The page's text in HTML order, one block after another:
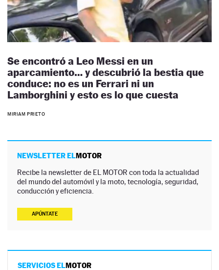
Se encontró a Leo Messi en un
aparcamiento… y descubrió la bestia que
conduce: no es un Ferrari ni un
Lamborghini y esto es lo que cuesta
MIRIAM PRIETO
NEWSLETTER ELMOTOR
Recibe la newsletter de EL MOTOR con toda la actualidad
del mundo del automóvil y la moto, tecnología, seguridad,
conducción y eficiencia.
APÚNTATE
SERVICIOS ELMOTOR